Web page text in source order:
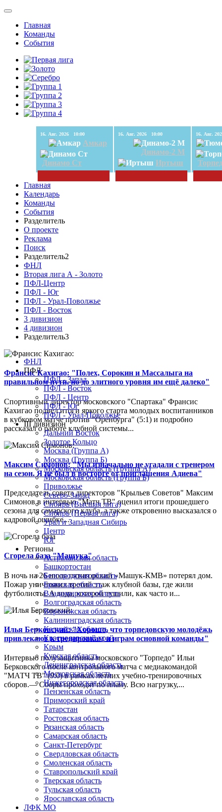
Главная
Команды
События
16. Авг. 2026 10:00
Амкар
Динамо Ст
16. Авг. 2026 10:00
Динамо-2 М
Иртыш
Главная
Календарь
Команды
События
Разделитель
О проекте
Реклама
Поиск
Разделитель2
ФНЛ
Вторая лига А - Золото
ПФЛ-Центр
ПФЛ - Юг
ПФЛ - Урал-Поволжье
ПФЛ - Восток
3 дивизион
4 дивизион
Разделитель3
Франсис Кахигао: "Полех, Сорокин и Массалыга на
правильном пути, но до элитного уровня им ещё далеко"
Спортивный директор московского "Спартака" Франсис
Кахигао подвел итоги яркого старта молодых воспитанников
в кубковом матче против "Оренбурга" (5:1) и подробно
рассказал о работе клубной системы...
Максим Симонов: "Мы изначально не угадали с тренером
на сезон. Я не был в восторге от приглашения Адиева"
Председатель совета директоров "Крыльев Советов" Максим
Симонов в интервью "Матч ТВ" оценил итоги прошедшего
сезона для самарского клуба, а также откровенно высказался о
кадровой ошибке...
Сгорела база "Машука"
В ночь на 26 июля пятигорский «Машук-КМВ» потерял дом.
Пожар уничтожил третий этаж клубной базы, где жили
футболисты. А вода, которой тушили, как часто и...
Илья Берковский: "Хорошо, что торпедовскую молодёжь
привлекают к тренировкам и играм основной команды"
Интервью полузащитника московского "Торпедо" Ильи
Берковского после контрольного матча с медиакомандой
"МАТЧ ТВ" (9:0) в рамках летних учебно-тренировочных
сборов.— Сборы проходят по плану. Всю нагрузку,...
ФНЛ
ПФЛ
ПФЛ - Запад
ПФЛ - Восток
ПФЛ - Центр
ПФЛ - Юг
ПФЛ - Урал-Поволжье
III дивизион
Дальний Восток
Золотое Кольцо
Москва (Группа А)
Москва (Группа Б)
Московская область (Группа А)
Московская область (Группа Б)
Приволжье
Северо-Запад
Сибирь (Высшая лига)
Сибирь (Первая лига)
Урал и Западная Сибирь
Центр
Юг
Регионы
Астраханская область
Башкортостан
Белгородская область
Брянская область
Владимирская область
Волгоградская область
Воронежская область
Калининградская область
Калужская область
Краснодарский край
Крым
Курская область
Ленинградская область
Московская область
Нижегородская область
Пензенская область
Приморский край
Татарстан
Ростовская область
Рязанская область
Самарская область
Санкт-Петербург
Свердловская область
Смоленская область
Ставропольский край
Тверская область
Тульская область
Ярославская область
ЛФК МО